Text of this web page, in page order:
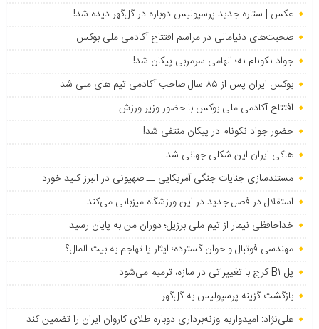
عکس | ستاره جدید پرسپولیس دوباره در گل‌گهر دیده شد!
صحبت‌های دنیامالی در مراسم افتتاح آکادمی ملی بوکس
جواد نکونام نه؛ الهامی سرمربی پیکان شد!
بوکس ایران پس از ۸۵ سال صاحب آکادمی تیم های ملی شد
افتتاح آکادمی ملی بوکس با حضور وزیر ورزش
حضور جواد نکونام در پیکان منتفی شد!
هاکی ایران این شکلی جهانی شد
مستندسازی جنایات جنگی آمریکایی ــ صهیونی در البرز کلید خورد
استقلال در فصل جدید در این ورزشگاه میزبانی می‌کند
خداحافظی نیمار از تیم ملی برزیل؛ دوران من به پایان رسید
مهندسی فوتبال و خوان گسترده؛ ایثار یا تهاجم به بیت المال؟
پل B۱ کرج با تغییراتی در سازه، ترمیم می‌شود
بازگشت گزینه پرسپولیس به ‌گل‌گهر
علی‌نژاد: امیدواریم وزنه‌برداری دوباره طلای کاروان ایران را تضمین کند